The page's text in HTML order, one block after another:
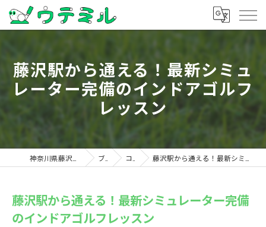
藤沢駅から通える！最新シミュ
レーター完備のインドアゴルフ
レッスン
ブログ コラム 藤沢駅から通える！最新シミュレーター完備のインドアゴルフレッスン
藤沢駅から通える！最新シミュレーター完備
のインドアゴルフレッスン